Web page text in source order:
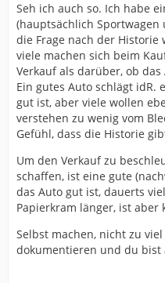
Seh ich auch so. Ich habe
(hauptsächlich
die Frage nach der
viele machen sich beim
Verkauf als darüber, ob
Ein gutes Auto schlägt idR.
gut ist, aber viele wollen
verstehen zu wenig vom
Gefühl, dass die Historie
Um den Verkauf zu
schaffen, ist eine gute
das Auto gut ist, dauerts
Papierkram länger, ist aber
Selbst machen, nicht zu
dokumentieren und du bist